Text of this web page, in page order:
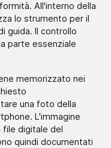
All'interno della
lo strumento per il
guida. Il controllo
parte essenziale
memorizzato nei
una foto della
L'immagine
file digitale del
quindi documentati